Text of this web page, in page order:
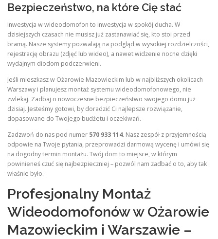
Bezpieczeństwo, na które Cię stać
Inwestycja w wideodomofon to inwestycja w spokój ducha. W
dzisiejszych czasach nie musisz już zastanawiać się, kto stoi przed
bramą. Nasze systemy pozwalają na podgląd w wysokiej rozdzielczości,
rejestrację obrazu (zdjęć lub wideo), a nawet widzenie nocne dzięki
wydajnym diodom podczerwieni.
Jeśli mieszkasz w Ożarowie Mazowieckim lub w najbliższych okolicach
Warszawy i planujesz montaż systemu wideodomofonowego, nie
zwlekaj. Zadbaj o nowoczesne bezpieczeństwo swojego domu już
dzisiaj. Jesteśmy gotowi, by doradzić Ci najlepsze rozwiązanie,
dopasowane do Twojego budżetu i oczekiwań.
Zadzwoń do nas pod numer 570 933 114. Nasz zespół z przyjemnością
odpowie na Twoje pytania, przeprowadzi darmową wycenę i umówi się
na dogodny termin montażu. Twój dom to miejsce, w którym
powinieneś czuć się najbezpieczniej – pozwól nam zadbać o to, aby tak
właśnie było.
Profesjonalny Montaż
Wideodomofonów w Ożarowie
Mazowieckim i Warszawie –